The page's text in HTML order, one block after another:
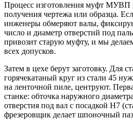
Процесс изготовления муфт МУВП
получения чертежа или образца.
инженеры обмеряют валы,
число и диаметр отверстий под
привозит старую муфту, и мы
всех допусков.
Затем в цехе берут заготовку. Для
горячекатаный круг из стали 45
на ленточной пиле, центруют.
станке: обточка наружного
отверстия под вал с посадкой H7
фрезеровщик делает шпоночный